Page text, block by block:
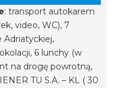
: transport autokarem
video, WC), 7
Adriatyckiej,
6 lunchy (w
na drogę powrotną,
TU S.A. – KL ( 30